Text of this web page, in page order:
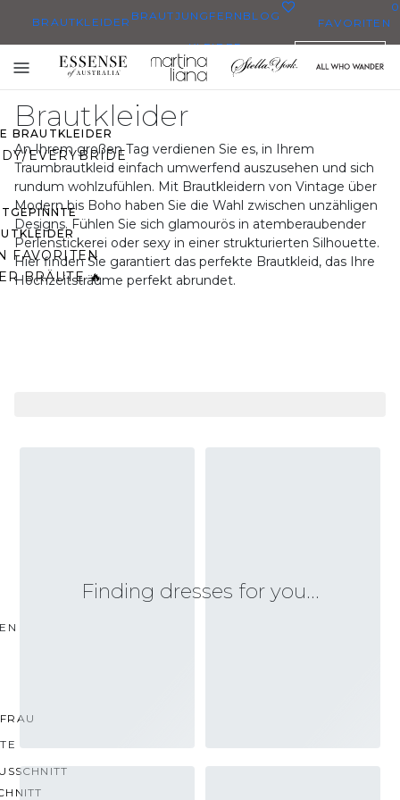
BRAUTKLEIDER
BRAUTKLEIDER
EVERYBRIDE
FAVORITEN
BRÄUTE 🔥
BRAUTJUNGFERN
KLEIDER
BLOG FAVORITEN
0
Toggle
mobile
navigation
Brautkleider
An Ihrem großen Tag verdienen Sie es, in Ihrem
Traumbrautkleid einfach umwerfend auszusehen und sich
rundum wohlzufühlen. Mit Brautkleidern von Vintage über
Modern bis Boho haben Sie die Wahl zwischen unzähligen
Designs. Fühlen Sie sich glamourös in atemberaubender
Perlenstickerei oder sexy in einer strukturierten Silhouette.
Hier finden Sie garantiert das perfekte Brautkleid, das Ihre
Hochzeitsträume perfekt abrundet.
Finding dresses for you…